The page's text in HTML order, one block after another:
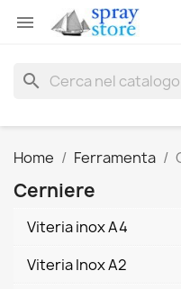

search
Home Ferramenta
Cerniere
Viteria inox A4
Viteria Inox A2